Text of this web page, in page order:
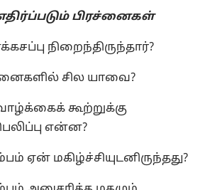
பிரச்னைகள்
நிறைந்திருந்தார்?
சில யாவை?
கூற்றுக்கு
என்ன?
ஏன் மகிழ்ச்சியுடனிருந்தது?